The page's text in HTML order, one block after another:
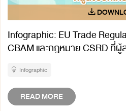
Infographic: EU Trade
CBAM และกฎหมาย CSRD ที่ผู้
Infographic
READ MORE